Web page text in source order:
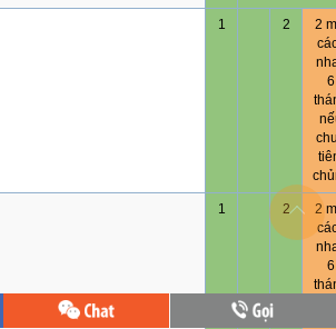
1 2
2
6
1 2
2
6